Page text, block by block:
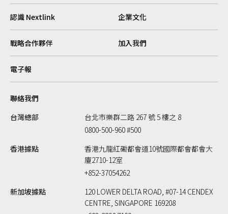
認識 Nextlink 企業文化
戰略合作夥伴 加入我們
電子報
聯絡我們
台灣總部
台北市樂群二路 267 號 5 樓之 8
0800-500-960 #500
香港據點
香港九龍紅磡都會道10號國際都會都會大
廈2710-12室
+852-37054262
新加坡據點
120 LOWER DELTA ROAD, #07-14 CENDEX
CENTRE, SINGAPORE 169208